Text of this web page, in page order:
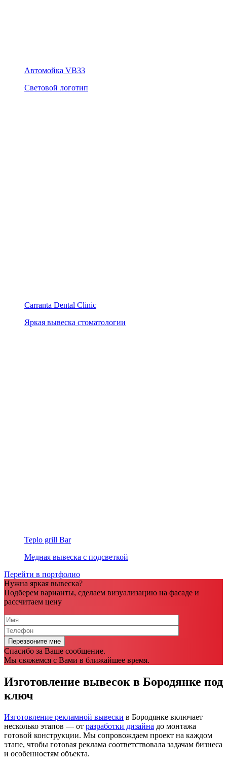
Автомойка VB33
Световой логотип
Carranta Dental Clinic
Яркая вывеска стоматологии
Teplo grill Bar
Медная вывеска с подсветкой
Перейти в портфолио
Нужна яркая вывеска?
Подберем варианты, сделаем визуализацию на фасаде и
рассчитаем цену
Спасибо за Ваше сообщение.
Мы свяжемся с Вами в ближайшее время.
Изготовление вывесок в Бородянке под
ключ
Изготовление рекламной вывески в Бородянке включает
несколько этапов — от разработки дизайна до монтажа
готовой конструкции. Мы сопровождаем проект на каждом
этапе, чтобы готовая реклама соответствовала задачам бизнеса
и особенностям объекта.